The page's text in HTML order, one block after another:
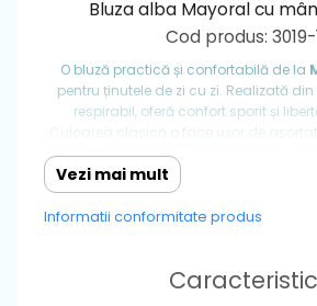
Bluza alba Mayoral cu
Cod produs: 3019-
O bluză practică și confortabilă de la
pentru ținutele de zi cu zi. Realizată
respirabil, oferă confort sporit și
Culoarea clasică o face ușor de
👕 Tip: bluză pentru
🎨 Culoare: Blosom
⭐ Brand: Mayoral
Vezi mai mult
Informatii conformitate produs